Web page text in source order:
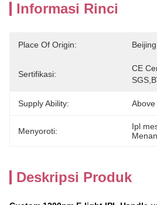
Informasi Rinci
Place Of Origin:
Sertifikasi:
CE
Supply Ability:
Menyoroti: Ipl
Deskripsi Produk